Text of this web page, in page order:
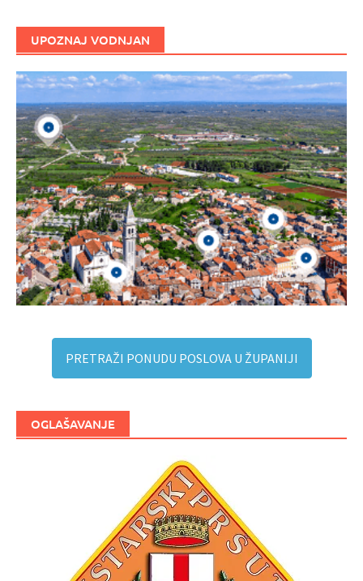
UPOZNAJ VODNJAN
PRETRAŽI PONUDU POSLOVA U ŽUPANIJI
OGLAŠAVANJE